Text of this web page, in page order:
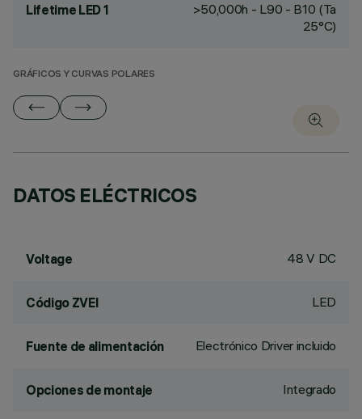
Lifetime LED 1
>50,000h - L90 - B10 (Ta
25°C)
GRÁFICOS Y CURVAS POLARES
DATOS ELÉCTRICOS
Voltage 48 V DC
Código ZVEI LED
Fuente de alimentación Electrónico Driver incluido
Opciones de montaje Integrado